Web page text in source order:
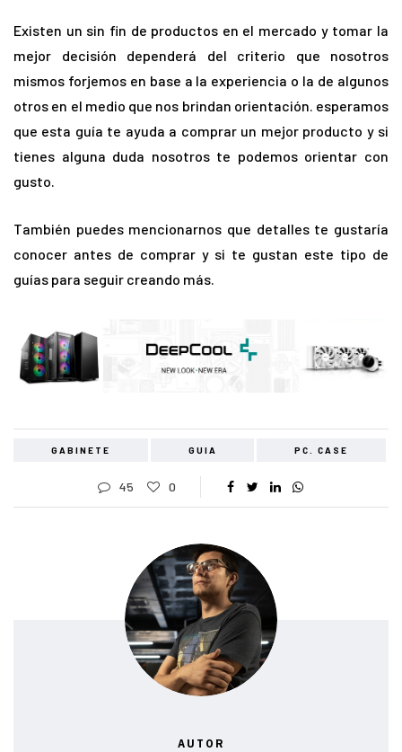
Existen un sin fin de productos en el mercado y tomar la
mejor decisión dependerá del criterio que nosotros
mismos forjemos en base a la experiencia o la de algunos
otros en el medio que nos brindan orientación. esperamos
que esta guía te ayuda a comprar un mejor producto y si
tienes alguna duda nosotros te podemos orientar con
gusto.
También puedes mencionarnos que detalles te gustaría
conocer antes de comprar y si te gustan este tipo de
guías para seguir creando más.
GABINETE GUIA PC. CASE
45 0
AUTOR